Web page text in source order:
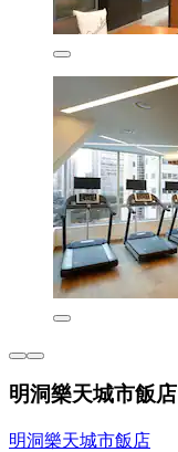
明洞樂天城市飯店
明洞樂天城市飯店